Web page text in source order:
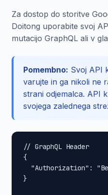
Za dostop do storitve
Doitong uporabite svoj
mutacijo GraphQL ali v
Pomembno: Svoj API
varujte in ga nikoli ne
strani odjemalca. API
svojega zalednega
// GraphQL Header
{
"Authorization":
}